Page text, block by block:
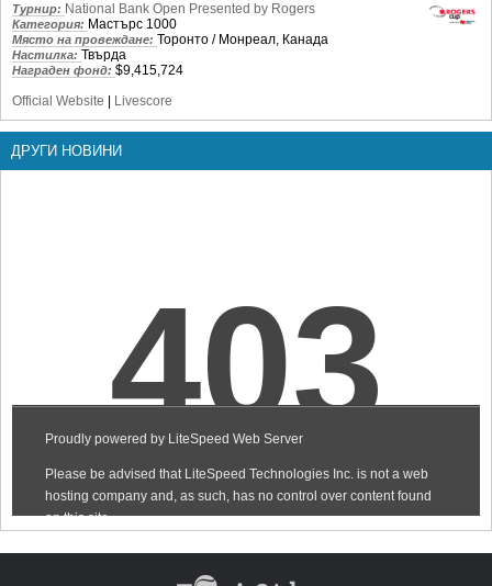
Турнир: National Bank Open Presented by Rogers
Категория: Мастърс 1000
Място на провеждане: Торонто / Монреал, Канада
Настилка: Твърда
Награден фонд: $9,415,724
Official Website
Livescore
ДРУГИ НОВИНИ